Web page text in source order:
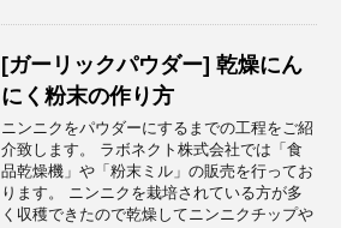
[ガーリックパウダー] 乾燥にん
にく粉末の作り方
ニンニクをパウダーにするまでの工程をご紹
介致します。 ラボネクト株式会社では「食
品乾燥機」や「粉末ミル」の販売を行ってお
ります。 ニンニクを栽培されている方が多
く収穫できたので乾燥してニンニクチップや